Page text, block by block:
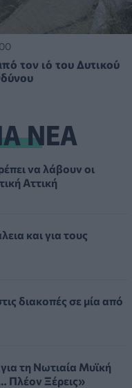
τον ιό του Δυτικού
ΝΕΑ
να λάβουν οι
Αττική
και για τους
διακοπές σε μία από
τη Νωτιαία Μυϊκή
Πλέον Ξέρεις»